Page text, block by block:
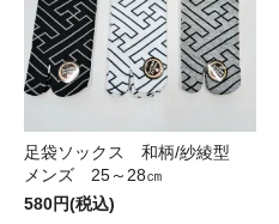
足袋ソックス 和柄/紗綾型
メンズ 25～28㎝
580円(税込)